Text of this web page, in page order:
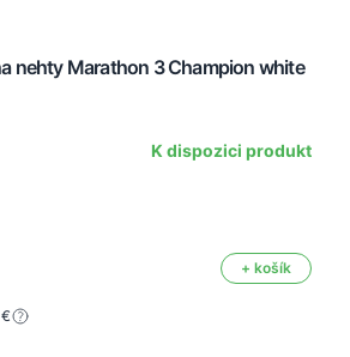
nehty Marathon 3 Champion white
K dispozici produkt
+ košík